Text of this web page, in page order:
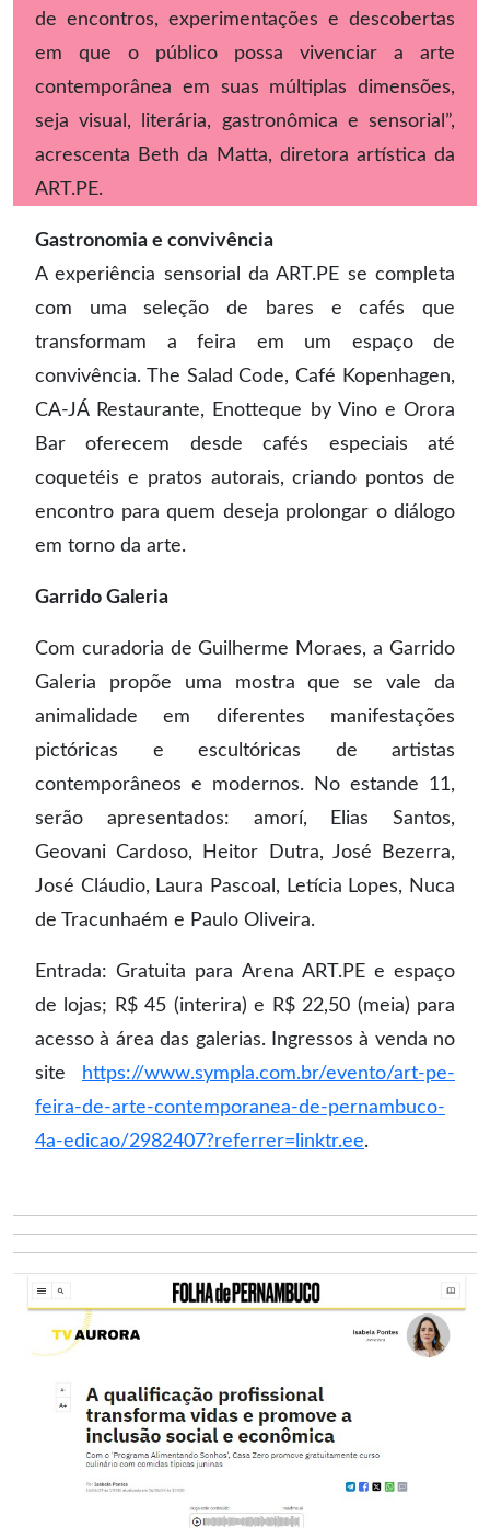
de encontros, experimentações e descobertas
em que o público possa vivenciar a arte
contemporânea em suas múltiplas dimensões,
seja visual, literária, gastronômica e sensorial”,
acrescenta Beth da Matta, diretora artística da
ART.PE.
Gastronomia e convivência
A experiência sensorial da ART.PE se completa
com uma seleção de bares e cafés que
transformam a feira em um espaço de
convivência. The Salad Code, Café Kopenhagen,
CA-JÁ Restaurante, Enotteque by Vino e Orora
Bar oferecem desde cafés especiais até
coquetéis e pratos autorais, criando pontos de
encontro para quem deseja prolongar o diálogo
em torno da arte.
Garrido Galeria
Com curadoria de Guilherme Moraes, a Garrido
Galeria propõe uma mostra que se vale da
animalidade em diferentes manifestações
pictóricas e escultóricas de artistas
contemporâneos e modernos. No estande 11,
serão apresentados: amorí, Elias Santos,
Geovani Cardoso, Heitor Dutra, José Bezerra,
José Cláudio, Laura Pascoal, Letícia Lopes, Nuca
de Tracunhaém e Paulo Oliveira.
Entrada: Gratuita para Arena ART.PE e espaço
de lojas; R$ 45 (interira) e R$ 22,50 (meia) para
acesso à área das galerias. Ingressos à venda no
site
https://www.sympla.com.br/evento/art-pe-
feira-de-arte-contemporanea-de-pernambuco-
4a-edicao/2982407?referrer=linktr.ee.